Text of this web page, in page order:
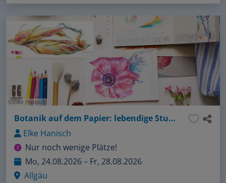
Elke Hanisch
Botanik auf dem Papier: lebendige Studien mit Farbstiften
Elke Hanisch
Nur noch wenige Plätze!
Mo, 24.08.2026 – Fr, 28.08.2026
Allgäu